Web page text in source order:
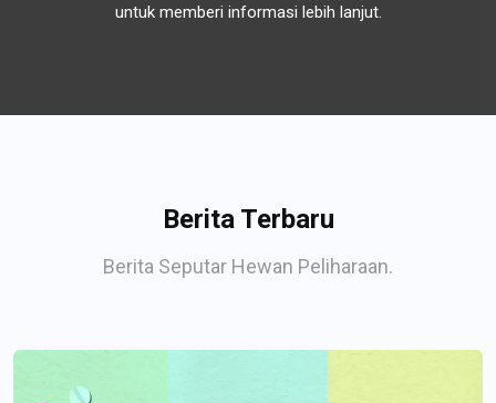
untuk memberi informasi lebih lanjut.
Berita Terbaru
Berita Seputar Hewan Peliharaan.